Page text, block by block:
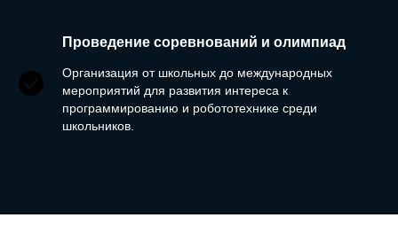
Проведение соревнований и олимпиад
Организация от школьных до международных
мероприятий для развития интереса к
программированию и робототехнике среди
школьников.